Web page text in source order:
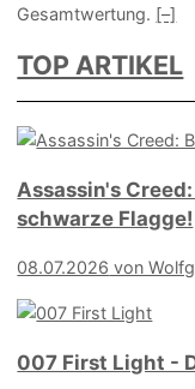
Gesamtwertung. [–]
TOP ARTIKEL
Assassin's
schwarze Flagge!
08.07.2026 von
007 First Light -